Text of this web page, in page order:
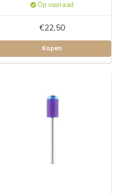
Op voorraad
€22,50
Kopen